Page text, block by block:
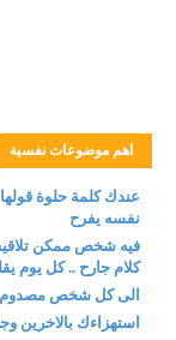
اهم موضوعات نفسية
عندك كلمة حلوة
نفسه يفرح
فيه شخص ممكن
كلام جارح .. كل يوم
الى كل شخص
استهزاءك بالاخرين